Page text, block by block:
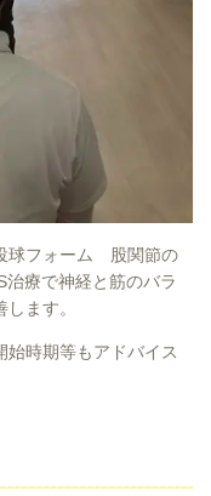
球フォーム 股関節の
治療で神経と筋のバラ
ます。
始時期等もアドバイス